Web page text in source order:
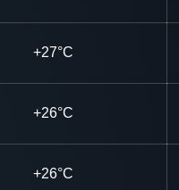
+27°C
+26°C
+26°C